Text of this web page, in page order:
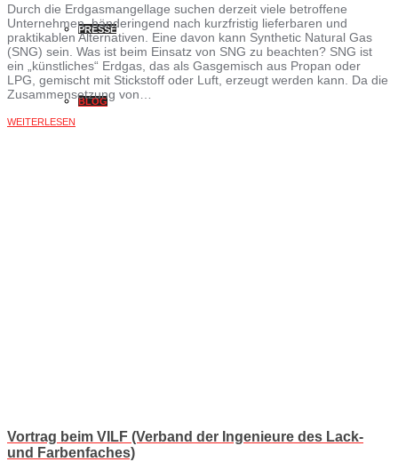
PRESSE
BLOG
Durch die Erdgasmangellage suchen derzeit viele betroffene
Unternehmen, hände­ringend nach kurzfristig lieferbaren und
praktikablen Alternativen. Eine davon kann Synthetic Natural Gas
(SNG) sein. Was ist beim Einsatz von SNG zu beachten? SNG ist
ein „künstliches“ Erdgas, das als Gasgemisch aus Propan oder
LPG, gemischt mit Stickstoff oder Luft, erzeugt werden kann. Da die
Zusammensetzung von…
WEITERLESEN
Vortrag beim VILF (Verband der Ingenieure des Lack-
und Farbenfaches)